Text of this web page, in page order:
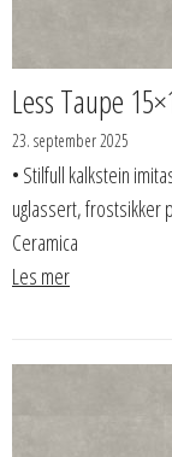
Less Taupe
23. september 2025
• Stilfull kalkstein
uglassert, frostsikker
Ceramica
Les mer